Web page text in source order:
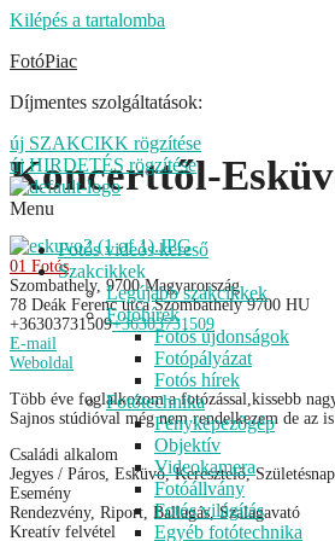
Kilépés a tartalomba
FotóPiac
Díjmentes szolgáltatások:
új SZAKCIKK rögzítése
új HIRDETÉS rögzítése
Menu
Fotós videós kereső
Szakcikkek
Legújabb szakcikkek
Fotóhírek
Fotós újdonságok
Fotópályázat
Fotós hírek
Fotótechnika
Fényképezőgép
Objektív
Videokamera
Fotóállvány
Fotós világítás
Egyéb fotótechnika
Koncerttől-
01 Fotós
Szombathely, 9700 Magyarország
78 Deák Ferenc utca Szombathely 9700 HU
+36303731509+36303731509
E-mail
Weboldal
Több éve foglalkozom a fotózással,kissebb
Sajnos stúdióval még nem rendelkezem de az
Családi alkalom
Jegyes / Páros, Esküvő, Keresztelő, Születésnap
Esemény
Rendezvény, Riport, Ballagás, Szalagavató
Kreatív felvétel